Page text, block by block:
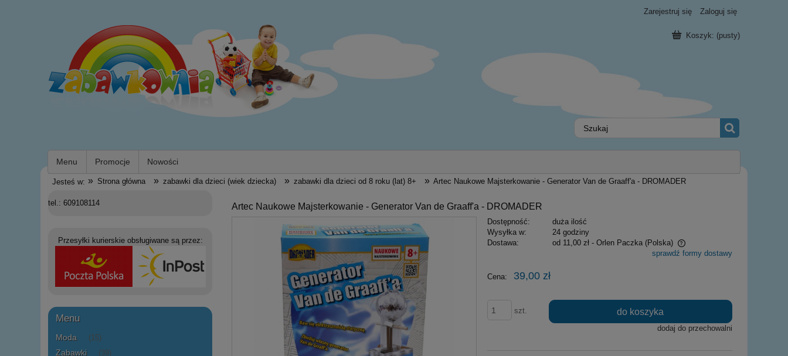
Zarejestruj się Zaloguj się
Koszyk: (pusty)
Menu Promocje Nowości
Jesteś w: » Strona główna » zabawki dla dzieci (wiek dziecka) » zabawki dla dzieci od 8 roku (lat) 8+ » Artec Naukowe Majsterkowanie - Generator Van de Graaff'a - DROMADER
tel.: 609108114
Przesyłki kurierskie obsługiwane są przez:
Menu
Moda (15)
Zabawki (39)
Artec Naukowe Majsterkowanie - Generator Van de Graaff'a - DROMADER
Dostępność:
duża ilość
Wysyłka w:
24 godziny
Dostawa:
od 11,00 zł - Orlen Paczka (Polska)
płatności
sprawdź formy dostawy
Cena: 39,00 zł
szt. do koszyka
dodaj do przechowalni